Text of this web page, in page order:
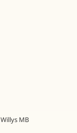
Willys MB